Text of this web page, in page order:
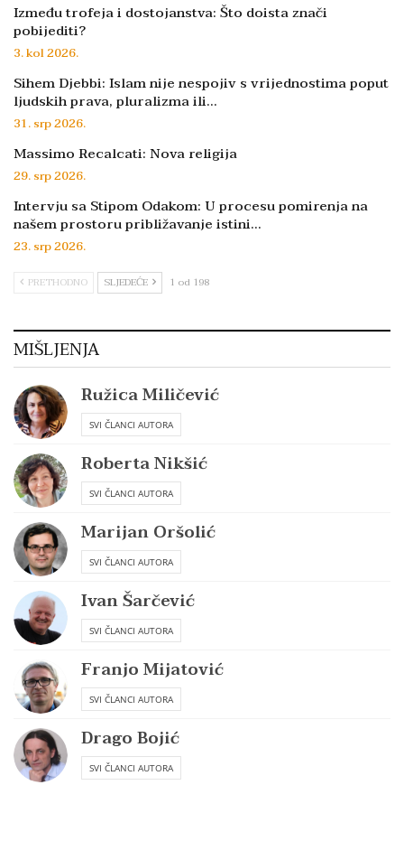
Između trofeja i dostojanstva: Što doista znači
pobijediti?
3. kol 2026.
Sihem Djebbi: Islam nije nespojiv s vrijednostima poput
ljudskih prava, pluralizma ili…
31. srp 2026.
Massimo Recalcati: Nova religija
29. srp 2026.
Intervju sa Stipom Odakom: U procesu pomirenja na
našem prostoru približavanje istini…
23. srp 2026.
PRETHODNO SLJEDEĆE 1 od 198
MIŠLJENJA
Ružica Miličević
SVI ČLANCI AUTORA
Roberta Nikšić
SVI ČLANCI AUTORA
Marijan Oršolić
SVI ČLANCI AUTORA
Ivan Šarčević
SVI ČLANCI AUTORA
Franjo Mijatović
SVI ČLANCI AUTORA
Drago Bojić
SVI ČLANCI AUTORA